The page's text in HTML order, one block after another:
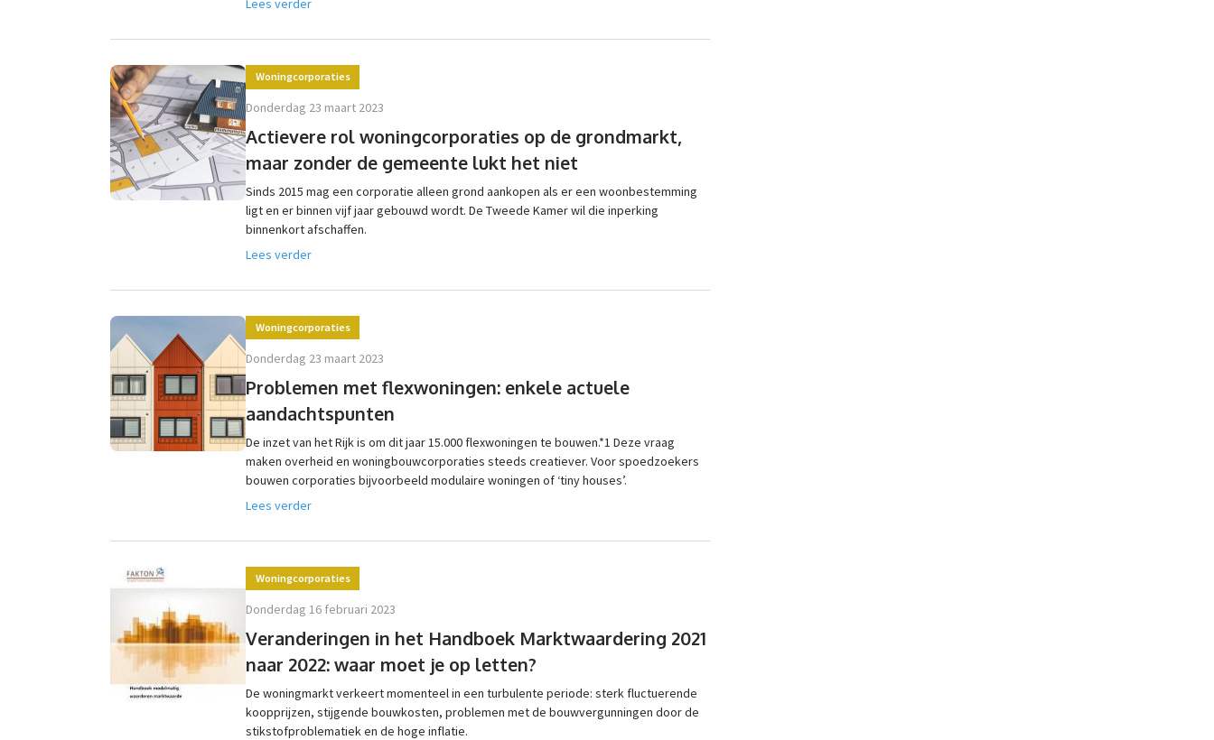
Lees verder
Actievere rol woningcorporaties op de grondmarkt,
maar zonder de gemeente lukt het niet
Woningcorporaties
donderdag 23 maart 2023
Sinds 2015 mag een corporatie alleen grond aankopen als er een woonbestemming
ligt en er binnen vijf jaar gebouwd wordt. De Tweede Kamer wil die inperking
binnenkort afschaffen.
Lees verder
Problemen met flexwoningen: enkele actuele
aandachtspunten
Woningcorporaties
donderdag 23 maart 2023
De inzet van het Rijk is om dit jaar 15.000 flexwoningen te bouwen.*1 Deze vraag
maken overheid en woningbouwcorporaties steeds creatiever. Voor spoedzoekers
bouwen corporaties bijvoorbeeld modulaire woningen of ‘tiny houses’.
Lees verder
Veranderingen in het Handboek Marktwaardering 2021
naar 2022: waar moet je op letten?
Woningcorporaties
donderdag 16 februari 2023
De woningmarkt verkeert momenteel in een turbulente periode: sterk fluctuerende
koopprijzen, stijgende bouwkosten, problemen met de bouwvergunningen door de
stikstofproblematiek en de hoge inflatie.